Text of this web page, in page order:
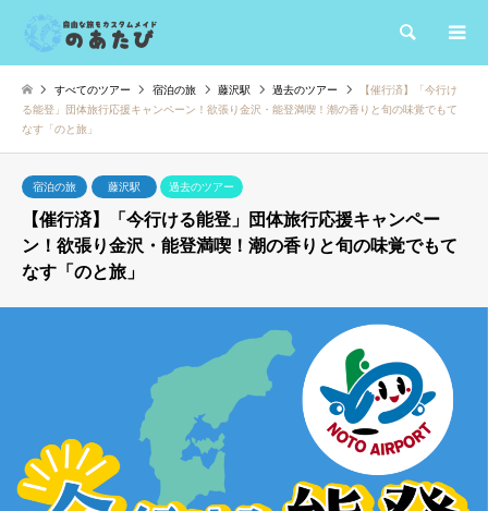
検索
すべてのツアー 宿泊の旅 藤沢駅 過去のツアー
【催行済】「今行け
る能登」団体旅行応援キャンペーン！欲張り金沢・能登満喫！潮の香りと旬の味覚でもて
なす「のと旅」
宿泊の旅 藤沢駅 過去のツアー
【催行済】「今行ける能登」団体旅行応援キャンペー
ン！欲張り金沢・能登満喫！潮の香りと旬の味覚でもて
なす「のと旅」